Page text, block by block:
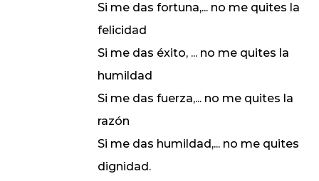
Si me das fortuna,... no me quites la
felicidad
Si me das éxito, ... no me quites la
humildad
Si me das fuerza,... no me quites la
razón
Si me das humildad,... no me quites
dignidad.